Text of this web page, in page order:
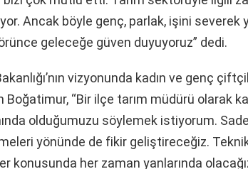
Ancak böyle genç, parlak, işini
geleceğe güven duyuyoruz” dedi.
vizyonunda kadın ve genç
“Bir ilçe tarım müdürü olarak
olduğumuzu söylemek istiyorum.
yönünde de fikir geliştireceğiz.
konusunda her zaman yanlarında